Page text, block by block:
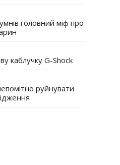
головний міф про
каблучку G-Shock
руйнувати